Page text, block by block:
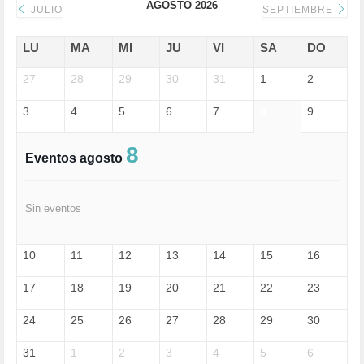
DONALD TRUMP (82)
EDGAR MORIN (1)
EMIGRACIÓN (4)
ESPECULACIÓN (2)
FELICIDAD (1)
FRANCISCO (5)
GUERRA (133)
HUMOR (1)
IA (1)
INMIGRACIÓN (145)
JULIO AGOSTO 2026 SEPTIEMBRE
LU MA MI JU VI SA DO
27 28 29 30 31 1 2
3 4 5 6 7 9
Eventos agosto 8
Sin eventos
10 11 12 13 14 15 16
17 18 19 20 21 22 23
24 25 26 27 28 29 30
31 1 2 3 4 5 6